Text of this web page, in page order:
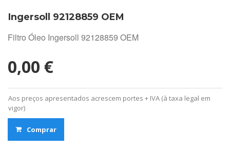
Ingersoll 92128859 OEM
Filtro Óleo Ingersoll 92128859 OEM
0,00 €
Aos preços apresentados acrescem portes + IVA (à taxa legal em
vigor)
Comprar